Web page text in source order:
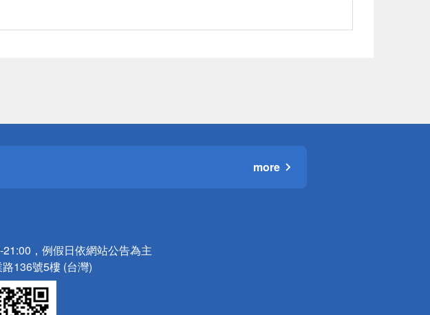
more
，例假日依網站公告為主
136號5樓 (台灣)